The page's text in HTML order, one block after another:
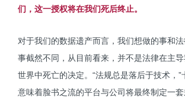
们，这一授权将在我们死后终止。
对于我们的数据遗产而言，我们想做的事和
事截然不同，从目前看来，并不是法律在主
世界中死亡的决定。“法规总是落后于技术，”
意味着脸书之流的平台与公司将最终制定一套